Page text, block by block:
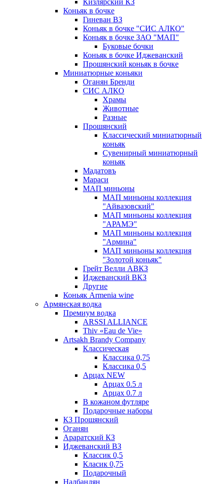
Кизлярский КЗ
Коньяк в бочке
Гиневан ВЗ
Коньяк в бочке "СИС АЛКО"
Коньяк в бочке ЗАО "МАП"
Буковые бочки
Коньяк в бочке Иджеванский
Прошянский коньяк в бочке
Миниатюрные коньяки
Оганян Бренди
СИС АЛКО
Храмы
Животные
Разные
Прошянский
Классический миниатюрный
коньяк
Сувенирный миниатюрный
коньяк
Мадатовъ
Мараси
МАП миньоны
МАП миньоны коллекция
"Айвазовский"
МАП миньоны коллекция
"АРАМЭ"
МАП миньоны коллекция
"Армина"
МАП миньоны коллекция
"Золотой коньяк"
Грейт Велли АВКЗ
Иджеванский ВКЗ
Другие
Коньяк Armenia wine
Армянская водка
Премиум водка
ARSSI ALLIANCE
Thiv «Eau de Vie»
Artsakh Brandy Company
Классическая
Классика 0,75
Классика 0,5
Арцах NEW
Арцах 0.5 л
Арцах 0.7 л
В кожаном футляре
Подарочные наборы
КЗ Прошянский
Оганян
Араратский КЗ
Иджеванский ВЗ
Классик 0,5
Класик 0,75
Подарочный
Налбандян